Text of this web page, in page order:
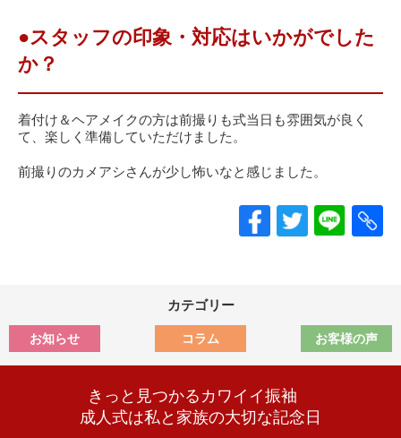
●スタッフの印象・対応はいかがでした
か？
着付け＆ヘアメイクの方は前撮りも式当日も雰囲気が良く
て、楽しく準備していただけました。
前撮りのカメアシさんが少し怖いなと感じました。
カテゴリー
お知らせ コラム お客様の声
きっと見つかるカワイイ振袖
成人式は私と家族の大切な記念日